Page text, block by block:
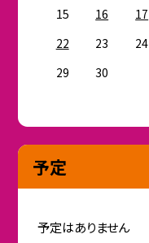
15
16 17
22
23 24
29
30
予定
予定はありません